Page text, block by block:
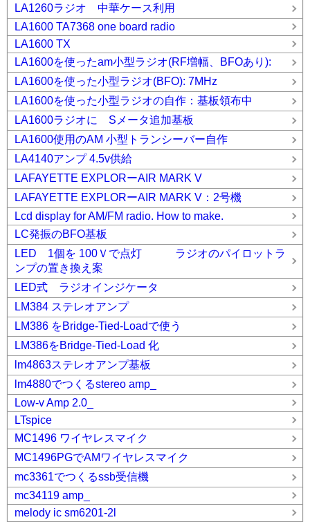
LA1260ラジオ 中華ケース利用
LA1600 TA7368 one board radio
LA1600 TX
LA1600を使ったam小型ラジオ(RF増幅、BFOあり):
LA1600を使った小型ラジオ(BFO): 7MHz
LA1600を使った小型ラジオの自作：基板領布中
LA1600ラジオに Sメータ追加基板
LA1600使用のAM 小型トランシーバー自作
LA4140アンプ 4.5v供給
LAFAYETTE EXPLORーAIR MARK V
LAFAYETTE EXPLORーAIR MARK V：2号機
Lcd display for AM/FM radio. How to make.
LC発振のBFO基板
LED 1個を 100Ｖで点灯 ラジオのパイロットラ
ンプの置き換え案
LED式 ラジオインジケータ
LM384 ステレオアンプ
LM386 をBridge-Tied-Loadで使う
LM386をBridge-Tied-Load 化
lm4863ステレオアンプ基板
lm4880でつくるstereo amp_
Low-v Amp 2.0_
LTspice
MC1496 ワイヤレスマイク
MC1496PGでAMワイヤレスマイク
mc3361でつくるssb受信機
mc34119 amp_
melody ic sm6201-2l